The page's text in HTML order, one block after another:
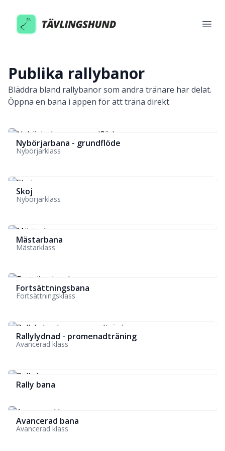
Tävlingshund
Publika rallybanor
Bläddra bland rallybanor som andra tränare har delat.
Öppna en bana i appen för att träna direkt.
Nybörjarbana - grundflöde
Nybörjarklass
Skoj
Nybörjarklass
Mästarbana
Mästarklass
Fortsättningsbana
Fortsättningsklass
Rallylydnad - promenadträning
Avancerad klass
Rally bana
Avancerad bana
Avancerad klass